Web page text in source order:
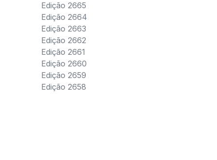
Edição 2665
Edição 2664
Edição 2663
Edição 2662
Edição 2661
Edição 2660
Edição 2659
Edição 2658